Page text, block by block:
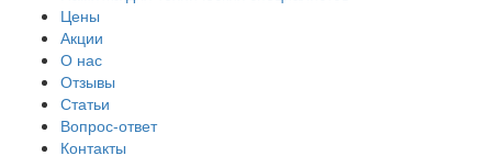
Цены
Акции
О нас
Отзывы
Статьи
Вопрос-ответ
Контакты